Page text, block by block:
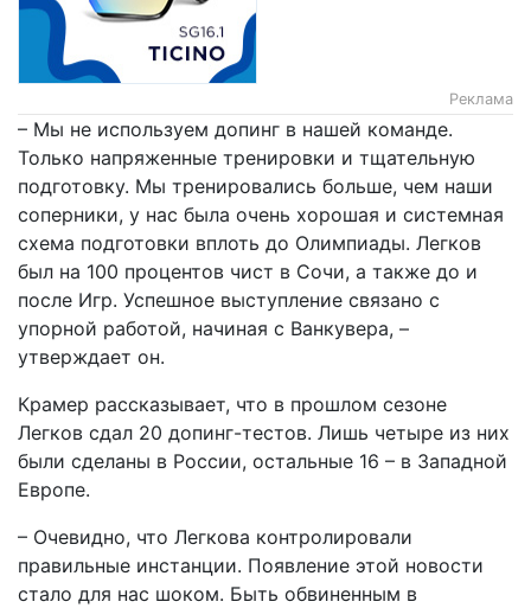
Реклама
– Мы не используем допинг в нашей команде.
Только напряженные тренировки и тщательную
подготовку. Мы тренировались больше, чем наши
соперники, у нас была очень хорошая и системная
схема подготовки вплоть до Олимпиады. Легков
был на 100 процентов чист в Сочи, а также до и
после Игр. Успешное выступление связано с
упорной работой, начиная с Ванкувера, –
утверждает он.
Крамер рассказывает, что в прошлом сезоне
Легков сдал 20 допинг-тестов. Лишь четыре из них
были сделаны в России, остальные 16 – в Западной
Европе.
– Очевидно, что Легкова контролировали
правильные инстанции. Появление этой новости
стало для нас шоком. Быть обвиненным в